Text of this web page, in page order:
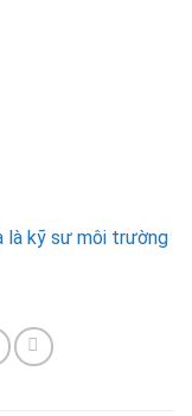
là kỹ sư môi trường